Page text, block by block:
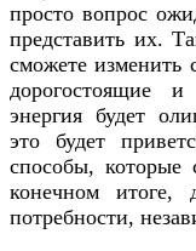
просто вопрос
представить их.
сможете изменить
дорогостоящие
энергия будет
это будет
способы, которые
конечном итоге,
потребности,